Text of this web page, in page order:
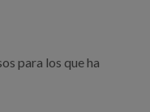
para los que ha